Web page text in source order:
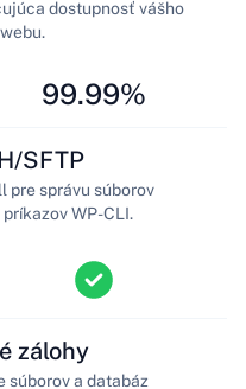
dostupnosť vášho
99.99%
SFTP
pre správu súborov
WP-CLI.
zálohy
súborov a databáz